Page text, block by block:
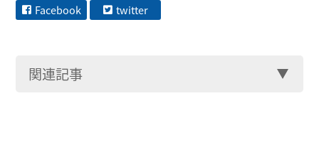
Facebook twitter
関連記事